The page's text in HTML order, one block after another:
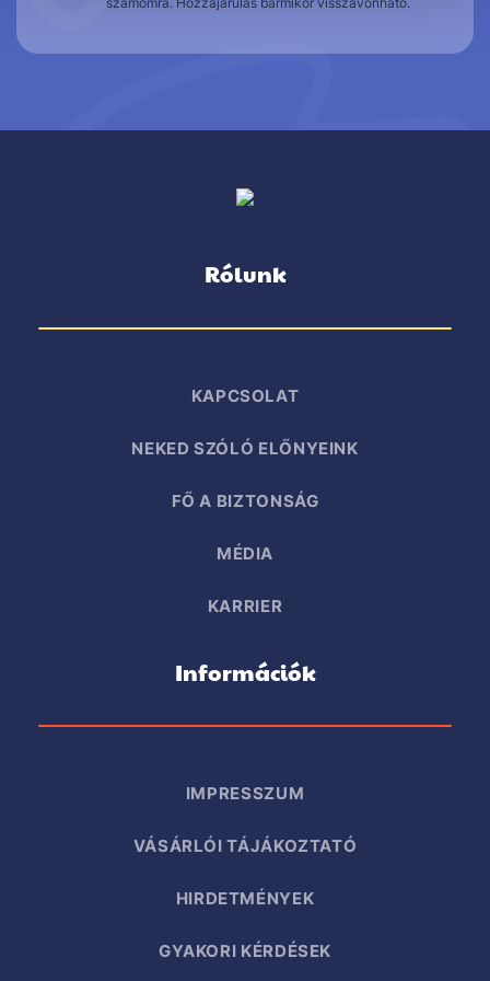
Rólunk
KAPCSOLAT
NEKED SZÓLÓ ELŐNYEINK
FŐ A BIZTONSÁG
MÉDIA
KARRIER
Információk
IMPRESSZUM
VÁSÁRLÓI TÁJÁKOZTATÓ
HIRDETMÉNYEK
GYAKORI KÉRDÉSEK